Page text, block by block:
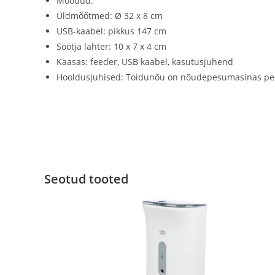
Üldmõõtmed: Ø 32 x 8 cm
USB-kaabel: pikkus 147 cm
Söötja lahter: 10 x 7 x 4 cm
Kaasas: feeder, USB kaabel, kasutusjuhend
Hooldusjuhised: Toidunõu on nõudepesumasinas
Seotud tooted